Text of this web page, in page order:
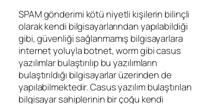
SPAM gönderimi kötü niyetli kişilerin bilinçli
olarak kendi bilgisayarlarından yapılabildiği
gibi, güvenliği sağlanmamış bilgisayarlara
internet yoluyla botnet, worm gibi casus
yazılımlar bulaştırılıp bu yazılımların
bulaştırıldığı bilgisayarlar üzerinden de
yapılabilmektedir. Casus yazılım bulaştırılan
bilgisayar sahiplerinin bir çoğu kendi